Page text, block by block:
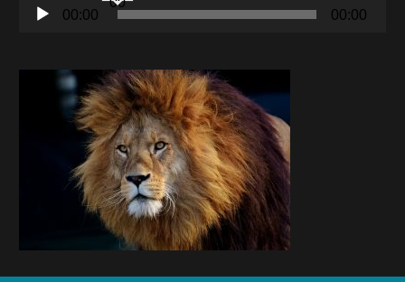
Lecteur
00:00
00:00